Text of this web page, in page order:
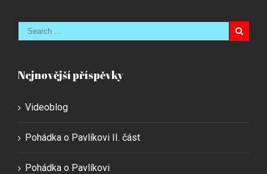
Nejnovější příspěvky
Videoblog
Pohádka o Pavlíkovi II. část
Pohádka o Pavlíkovi